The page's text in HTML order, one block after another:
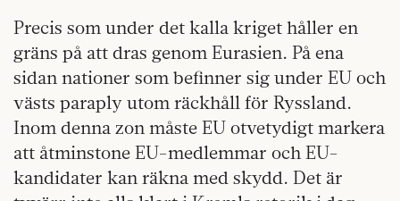
Precis som under det kalla kriget håller en
gräns på att dras genom Eurasien. På ena
sidan nationer som befinner sig under EU och
västs paraply utom räckhåll för Ryssland.
Inom denna zon måste EU otvetydigt markera
att åtminstone EU-medlemmar och EU-
kandidater kan räkna med skydd. Det är